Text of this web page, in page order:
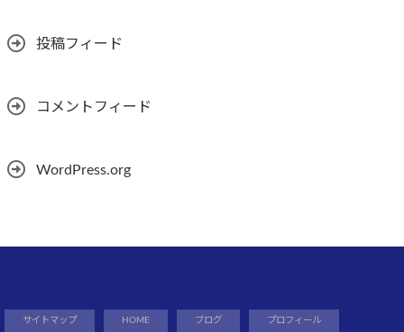
投稿フィード
コメントフィード
WordPress.org
サイトマップ HOME ブログ プロフィール